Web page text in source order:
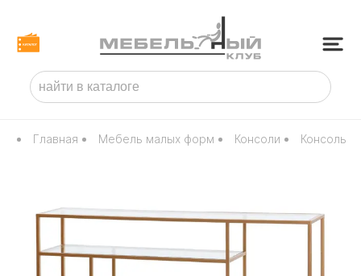
Главная Мебель малых форм Консоли Консоль с